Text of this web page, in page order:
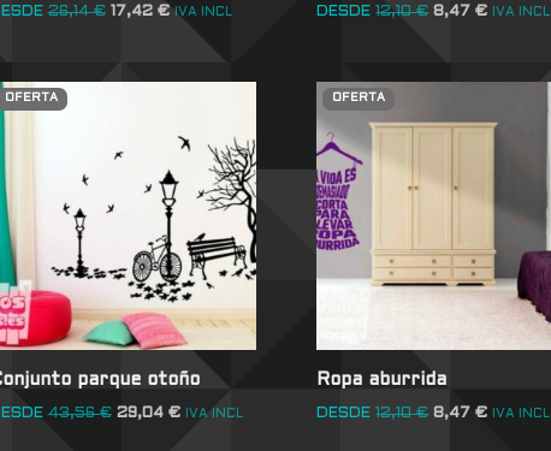
26,14€ 17,42 € IVA INCL DESDE 12,10€ 8,47€ IVA INCL
OFERTA
parque otoño
43,56€ 29,04 € IVA INCL
OFERTA
Ropa aburrida
DESDE 12,10€ 8,47€ IVA INCL